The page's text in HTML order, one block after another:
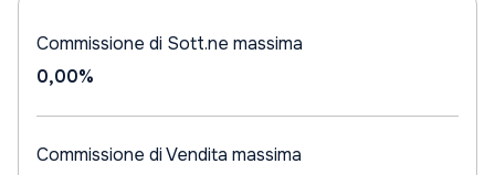
Commissione di Sott.ne massima
0,00%
Commissione di Vendita massima